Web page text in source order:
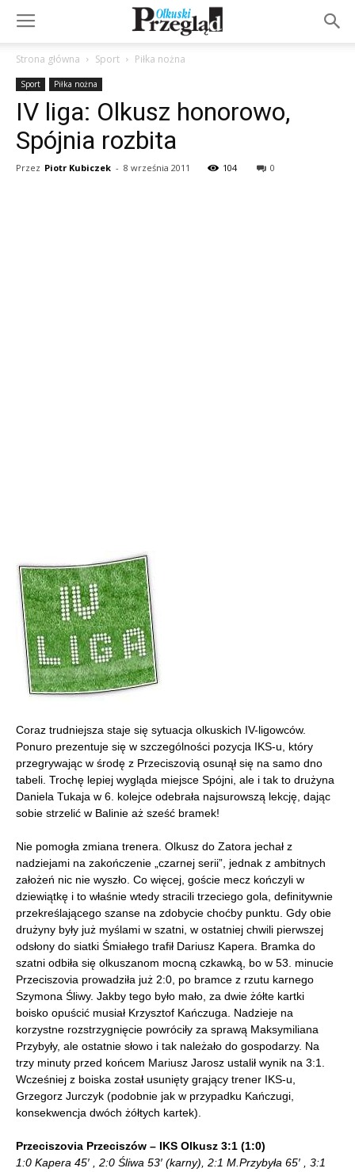
Strona główna Sport Piłka nożna
Sport Piłka nożna
IV liga: Olkusz honorowo,
Spójnia rozbita
Przez Piotr Kubiczek - 8 września 2011 104 0
Coraz trudniejsza staje się sytuacja olkuskich IV-ligowców.
Ponuro prezentuje się w szczególności pozycja IKS-u, który
przegrywając w środę z Przeciszovią osunął się na samo dno
tabeli. Trochę lepiej wygląda miejsce Spójni, ale i tak to drużyna
Daniela Tukaja w 6. kolejce odebrała najsurowszą lekcję, dając
sobie strzelić w Balinie aż sześć bramek!
Nie pomogła zmiana trenera. Olkusz do Zatora jechał z
nadziejami na zakończenie „czarnej serii”, jednak z ambitnych
założeń nic nie wyszło. Co więcej, goście mecz kończyli w
dziewiątkę i to właśnie wtedy stracili trzeciego gola, definitywnie
przekreślającego szanse na zdobycie choćby punktu. Gdy obie
drużyny były już myślami w szatni, w ostatniej chwili pierwszej
odsłony do siatki Śmiałego trafił Dariusz Kapera. Bramka do
szatni odbiła się olkuszanom mocną czkawką, bo w 53. minucie
Przeciszovia prowadziła już 2:0, po bramce z rzutu karnego
Szymona Śliwy. Jakby tego było mało, za dwie żółte kartki
boisko opuścić musiał Krzysztof Kańczuga. Nadzieje na
korzystne rozstrzygnięcie powróciły za sprawą Maksymiliana
Przybyły, ale ostatnie słowo i tak należało do gospodarzy. Na
trzy minuty przed końcem Mariusz Jarosz ustalił wynik na 3:1.
Wcześniej z boiska został usunięty grający trener IKS-u,
Grzegorz Jurczyk (podobnie jak w przypadku Kańczugi,
konsekwencja dwóch żółtych kartek).
Przeciszovia Przeciszów – IKS Olkusz 3:1 (1:0)
1:0 Kapera 45′ , 2:0 Śliwa 53′ (karny), 2:1 M.Przybyła 65′ , 3:1